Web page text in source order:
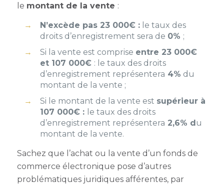
le montant de la vente :
N’excède pas 23 000€ :le taux des
droits d’enregistrement sera de 0% ;
Si la vente est comprise entre 23 000€
et 107 000€ : le taux des droits
d’enregistrement représentera 4% du
montant de la vente ;
Si le montant de la vente est supérieur à
107 000€ : le taux des droits
d’enregistrement représentera 2,6% du
montant de la vente.
Sachez que l’achat ou la vente d’un fonds de
commerce électronique pose d’autres
problématiques juridiques afférentes, par